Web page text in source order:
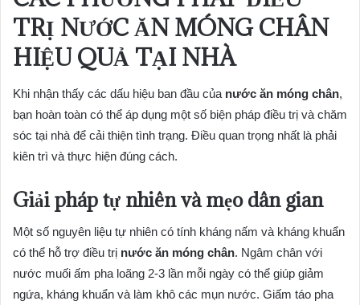
TRỊ NƯỚC ĂN MÓNG CHÂN
HIỆU QUẢ TẠI NHÀ
Khi nhận thấy các dấu hiệu ban đầu của nước ăn móng chân,
bạn hoàn toàn có thể áp dụng một số biện pháp điều trị và chăm
sóc tại nhà để cải thiện tình trạng. Điều quan trọng nhất là phải
kiên trì và thực hiện đúng cách.
Giải pháp tự nhiên và mẹo dân gian
Một số nguyên liệu tự nhiên có tính kháng nấm và kháng khuẩn
có thể hỗ trợ điều trị nước ăn móng chân. Ngâm chân với
nước muối ấm pha loãng 2-3 lần mỗi ngày có thể giúp giảm
ngứa, kháng khuẩn và làm khô các mụn nước. Giấm táo pha